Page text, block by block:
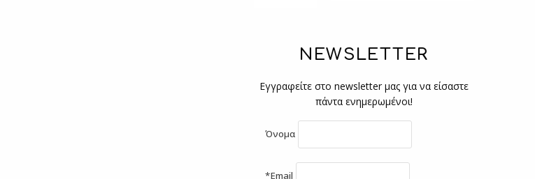
NEWSLETTER
Εγγραφείτε στο newsletter μας για να είσαστε
πάντα ενημερωμένοι!
Όνομα
*Email